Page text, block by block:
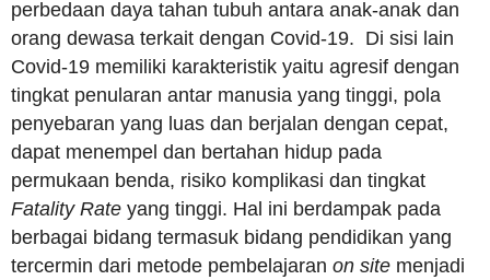
perbedaan daya tahan tubuh antara anak-anak dan
orang dewasa terkait dengan Covid-19. Di sisi lain
Covid-19 memiliki karakteristik yaitu agresif dengan
tingkat penularan antar manusia yang tinggi, pola
penyebaran yang luas dan berjalan dengan cepat,
dapat menempel dan bertahan hidup pada
permukaan benda, risiko komplikasi dan tingkat
Fatality Rate yang tinggi. Hal ini berdampak pada
berbagai bidang termasuk bidang pendidikan yang
tercermin dari metode pembelajaran on site menjadi